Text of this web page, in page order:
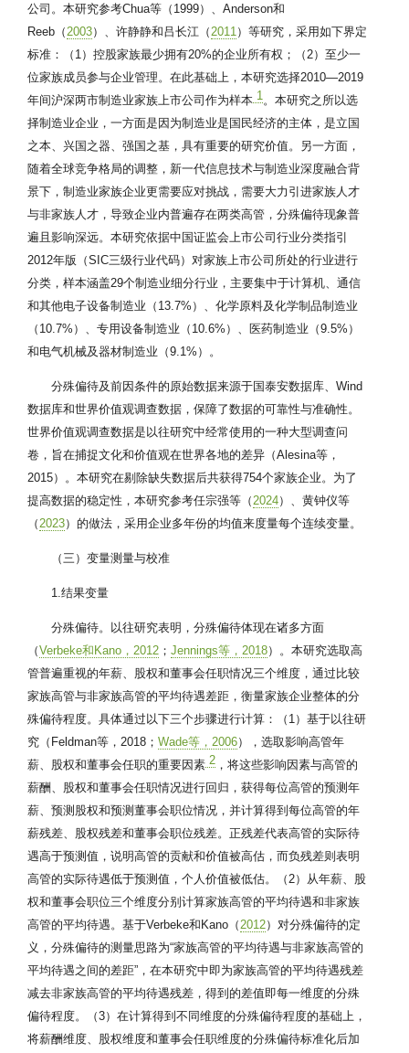
公司。本研究参考Chua等（1999）、Anderson和
Reeb（ 2003）、许静静和吕长江（ 2011 ）等研究，采用如下界定
标准：（1）控股家族最少拥有20%的企业所有权；（2）至少一
位家族成员参与企业管理。在此基础上，本研究选择2010—2019
年间沪深两市制造业家族上市公司作为样本 1 。本研究之所以选
择制造业企业，一方面是因为制造业是国民经济的主体，是立国
之本、兴国之器、强国之基，具有重要的研究价值。另一方面，
随着全球竞争格局的调整，新一代信息技术与制造业深度融合背
景下，制造业家族企业更需要应对挑战，需要大力引进家族人才
与非家族人才，导致企业内普遍存在两类高管，分殊偏待现象普
遍且影响深远。本研究依据中国证监会上市公司行业分类指引
2012年版（SIC三级行业代码）对家族上市公司所处的行业进行
分类，样本涵盖29个制造业细分行业，主要集中于计算机、通信
和其他电子设备制造业（13.7%）、化学原料及化学制品制造业
（10.7%）、专用设备制造业（10.6%）、医药制造业（9.5%）
和电气机械及器材制造业（9.1%）。
分殊偏待及前因条件的原始数据来源于国泰安数据库、Wind
数据库和世界价值观调查数据，保障了数据的可靠性与准确性。
世界价值观调查数据是以往研究中经常使用的一种大型调查问
卷，旨在捕捉文化和价值观在世界各地的差异（Alesina等，
2015）。本研究在剔除缺失数据后共获得754个家族企业。为了
提高数据的稳定性，本研究参考任宗强等（ 2024）、黄钟仪等
（ 2023）的做法，采用企业多年份的均值来度量每个连续变量。
（三）变量测量与校准
1.结果变量
分殊偏待。以往研究表明，分殊偏待体现在诸多方面
（Verbeke和Kano，2012 ；Jennings等，2018）。本研究选取高
管普遍重视的年薪、股权和董事会任职情况三个维度，通过比较
家族高管与非家族高管的平均待遇差距，衡量家族企业整体的分
殊偏待程度。具体通过以下三个步骤进行计算：（1）基于以往研
究（Feldman等，2018；Wade等，2006），选取影响高管年
薪、股权和董事会任职的重要因素 2 ，将这些影响因素与高管的
薪酬、股权和董事会任职情况进行回归，获得每位高管的预测年
薪、预测股权和预测董事会职位情况，并计算得到每位高管的年
薪残差、股权残差和董事会职位残差。正残差代表高管的实际待
遇高于预测值，说明高管的贡献和价值被高估，而负残差则表明
高管的实际待遇低于预测值，个人价值被低估。（2）从年薪、股
权和董事会职位三个维度分别计算家族高管的平均待遇和非家族
高管的平均待遇。基于Verbeke和Kano（ 2012）对分殊偏待的定
义，分殊偏待的测量思路为“家族高管的平均待遇与非家族高管的
平均待遇之间的差距”，在本研究中即为家族高管的平均待遇残差
减去非家族高管的平均待遇残差，得到的差值即每一维度的分殊
偏待程度。（3）在计算得到不同维度的分殊偏待程度的基础上，
将薪酬维度、股权维度和董事会任职维度的分殊偏待标准化后加